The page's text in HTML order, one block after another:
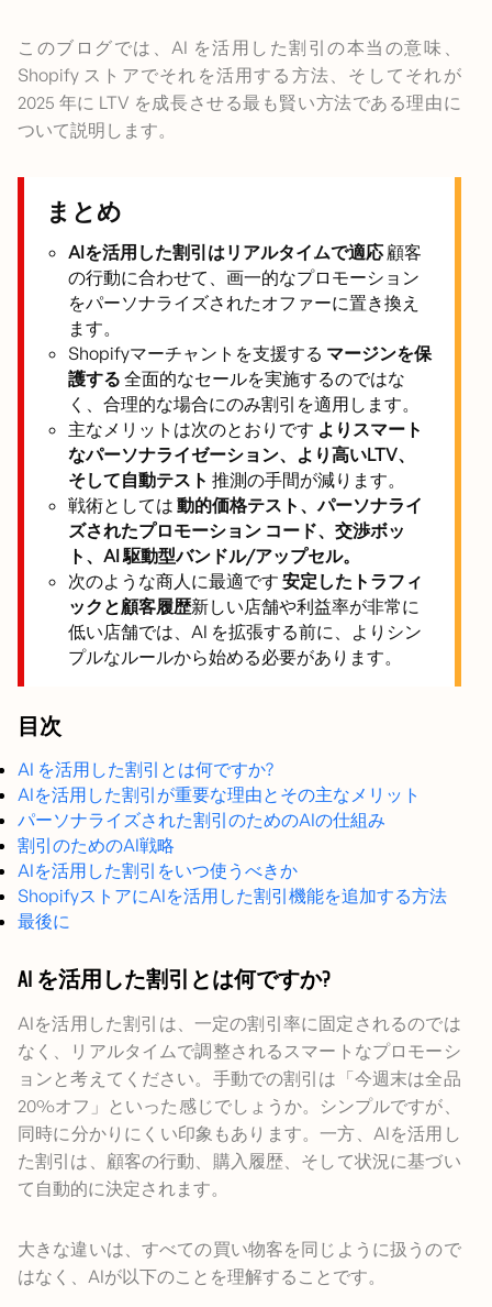
このブログでは、AI を活用した割引の本当の意味、
Shopify ストアでそれを活用する方法、そしてそれが
2025 年に LTV を成長させる最も賢い方法である理由に
ついて説明します。
まとめ
AIを活用した割引はリアルタイムで適応 顧客
の行動に合わせて、画一的なプロモーション
をパーソナライズされたオファーに置き換え
ます。
Shopifyマーチャントを支援する マージンを保
護する 全面的なセールを実施するのではな
く、合理的な場合にのみ割引を適用します。
主なメリットは次のとおりです よりスマート
なパーソナライゼーション、より高いLTV、
そして自動テスト 推測の手間が減ります。
戦術としては 動的価格テスト、パーソナライ
ズされたプロモーション コード、交渉ボッ
ト、AI 駆動型バンドル/アップセル。
次のような商人に最適です 安定したトラフィ
ックと顧客履歴新しい店舗や利益率が非常に
低い店舗では、AI を拡張する前に、よりシン
プルなルールから始める必要があります。
目次
AI を活用した割引とは何ですか?
AIを活用した割引が重要な理由とその主なメリット
パーソナライズされた割引のためのAIの仕組み
割引のためのAI戦略
AIを活用した割引をいつ使うべきか
ShopifyストアにAIを活用した割引機能を追加する方法
最後に
AI を活用した割引とは何ですか?
AIを活用した割引は、一定の割引率に固定されるのでは
なく、リアルタイムで調整されるスマートなプロモーシ
ョンと考えてください。手動での割引は「今週末は全品
20%オフ」といった感じでしょうか。シンプルですが、
同時に分かりにくい印象もあります。一方、AIを活用し
た割引は、顧客の行動、購入履歴、そして状況に基づい
て自動的に決定されます。
大きな違いは、すべての買い物客を同じように扱うので
はなく、AIが以下のことを理解することです。